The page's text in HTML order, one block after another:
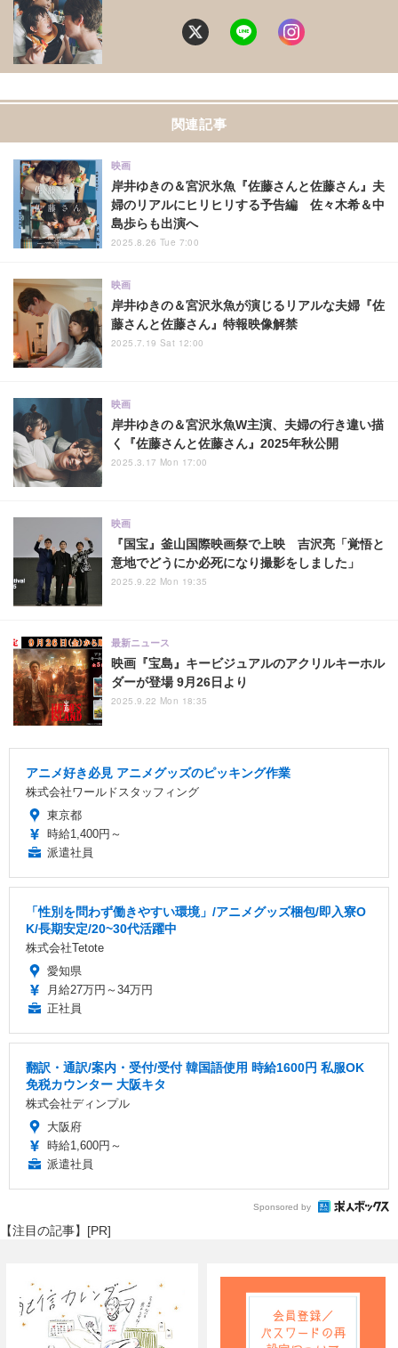
関連記事
岸井ゆきの＆宮沢氷魚『佐藤さんと佐藤さん』夫
婦のリアルにヒリヒリする予告編 佐々木希＆中
島歩らも出演へ
映画
2025.8.26 Tue 7:00
岸井ゆきの＆宮沢氷魚が演じるリアルな夫婦『佐
藤さんと佐藤さん』特報映像解禁
映画
2025.7.19 Sat 12:00
岸井ゆきの＆宮沢氷魚W主演、夫婦の行き違い描
く『佐藤さんと佐藤さん』2025年秋公開
映画
2025.3.17 Mon 17:00
『国宝』釜山国際映画祭で上映 吉沢亮「覚悟と
意地でどうにか必死になり撮影をしました」
映画
2025.9.22 Mon 19:35
映画『宝島』キービジュアルのアクリルキーホル
ダーが登場 9月26日より
最新ニュース
2025.9.22 Mon 18:35
アニメ好き必見 アニメグッズのピッキング作業
株式会社ワールドスタッフィング
東京都
時給1,400円～
派遣社員
「性別を問わず働きやすい環境」/アニメグッズ梱包/即入寮O
K/長期安定/20~30代活躍中
株式会社Tetote
愛知県
月給27万円～34万円
正社員
翻訳・通訳/案内・受付/受付 韓国語使用 時給1600円 私服OK
免税カウンター 大阪キタ
株式会社ディンプル
大阪府
時給1,600円～
派遣社員
Sponsored by
【注目の記事】[PR]